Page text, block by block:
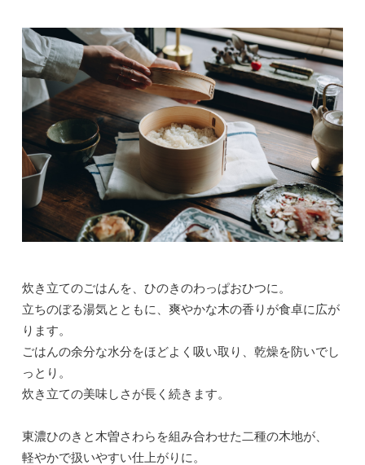
炊き立てのごはんを、ひのきのわっぱおひつに。
立ちのぼる湯気とともに、爽やかな木の香りが食卓に広が
ります。
ごはんの余分な水分をほどよく吸い取り、乾燥を防いでし
っとり。
炊き立ての美味しさが長く続きます。
東濃ひのきと木曽さわらを組み合わせた二種の木地が、
軽やかで扱いやすい仕上がりに。